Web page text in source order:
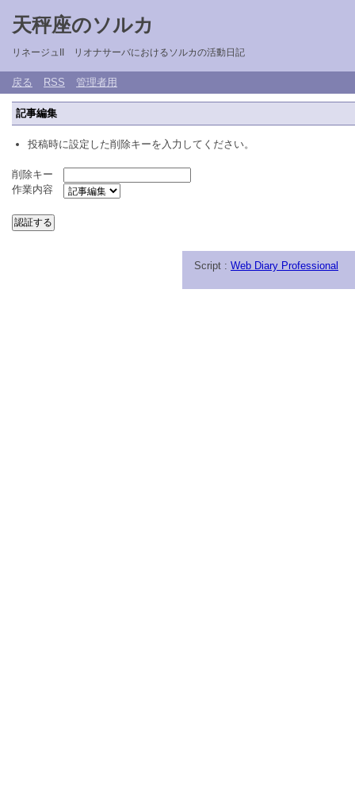
天秤座のソルカ
リネージュII リオナサーバにおけるソルカの活動日記
戻る RSS 管理者用
記事編集
投稿時に設定した削除キーを入力してください。
削除キー
作業内容
Script : Web Diary Professional